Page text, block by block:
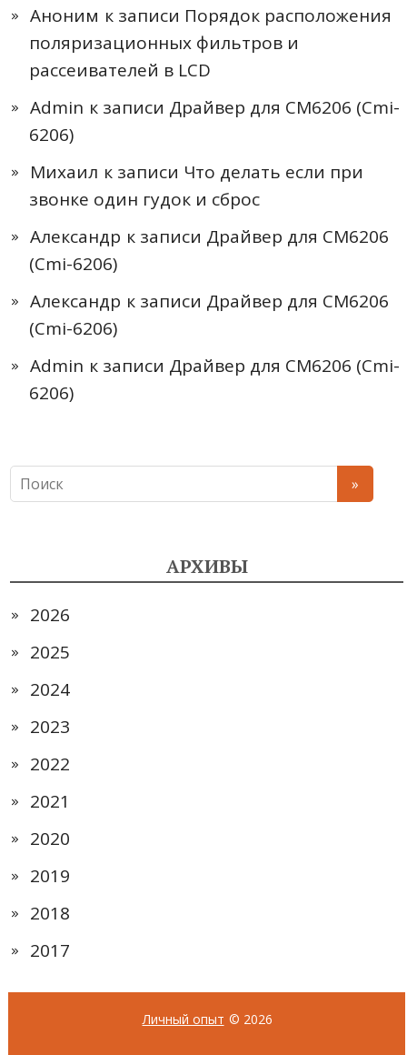
Аноним к записи Порядок расположения
поляризационных фильтров и
рассеивателей в LCD
Admin к записи Драйвер для CM6206 (Cmi-
6206)
Михаил к записи Что делать если при
звонке один гудок и сброс
Александр к записи Драйвер для CM6206
(Cmi-6206)
Александр к записи Драйвер для CM6206
(Cmi-6206)
Admin к записи Драйвер для CM6206 (Cmi-
6206)
АРХИВЫ
2026
2025
2024
2023
2022
2021
2020
2019
2018
2017
Личный опыт © 2026